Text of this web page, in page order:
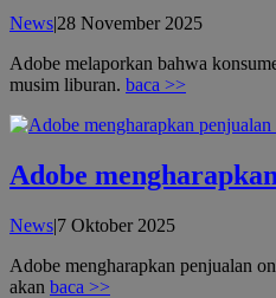
News|28 November 2025oleh
Adobe melaporkan bahwa
musim liburan. baca >>
Adobe
News|7 Oktober 2025oleh
Adobe mengharapkan penjualan
akan baca >>